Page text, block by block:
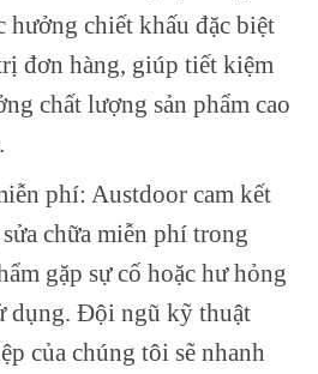
hưởng chiết khấu đặc biệt
đơn hàng, giúp tiết kiệm
chất lượng sản phẩm cao
phí: Austdoor cam kết
chữa miễn phí trong
gặp sự cố hoặc hư hỏng
dụng. Đội ngũ kỹ thuật
của chúng tôi sẽ nhanh